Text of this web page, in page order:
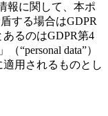
報に関して、本ポ
する場合はGDPR
るのはGDPR第4
“personal data”）
用されるものとし